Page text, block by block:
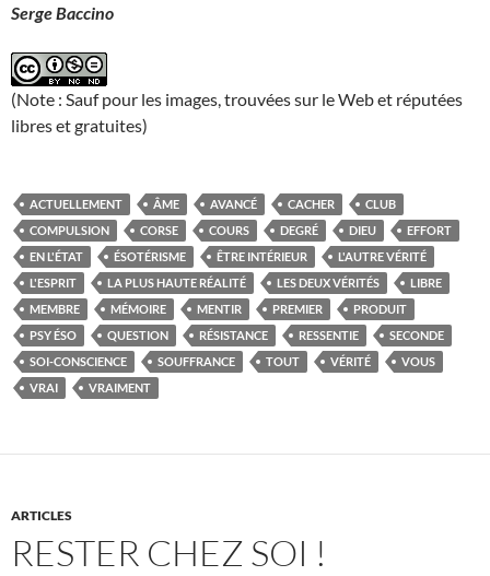
Serge Baccino
(Note : Sauf pour les images, trouvées sur le Web et réputées
libres et gratuites)
ACTUELLEMENT ÂME AVANCÉ CACHER
CLUB
COMPULSION
CORSE COURS DEGRÉ DIEU
EFFORT
EN L'ÉTAT
ÉSOTÉRISME ÊTRE INTÉRIEUR
L'AUTRE VÉRITÉ
L'ESPRIT
LA PLUS HAUTE RÉALITÉ LES DEUX VÉRITÉS
LIBRE
MEMBRE
MÉMOIRE MENTIR PREMIER
PRODUIT
PSY ÉSO
QUESTION RÉSISTANCE RESSENTIE
SECONDE
SOI-CONSCIENCE
SOUFFRANCE TOUT VÉRITÉ
VOUS
VRAI
VRAIMENT
ARTICLES
RESTER CHEZ SOI !